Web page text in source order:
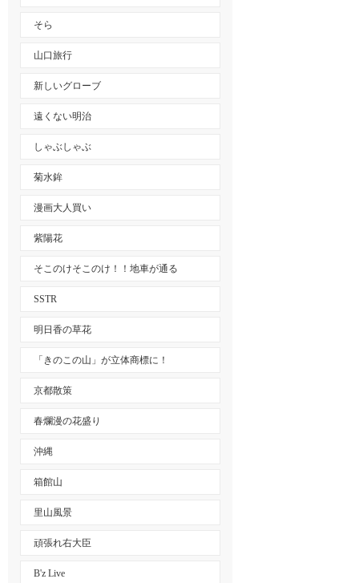
そら
山口旅行
新しいグローブ
遠くない明治
しゃぶしゃぶ
菊水鉾
漫画大人買い
紫陽花
そこのけそこのけ！！地車が通る
SSTR
明日香の草花
「きのこの山」が立体商標に！
京都散策
春爛漫の花盛り
沖縄
箱館山
里山風景
頑張れ右大臣
B'z Live